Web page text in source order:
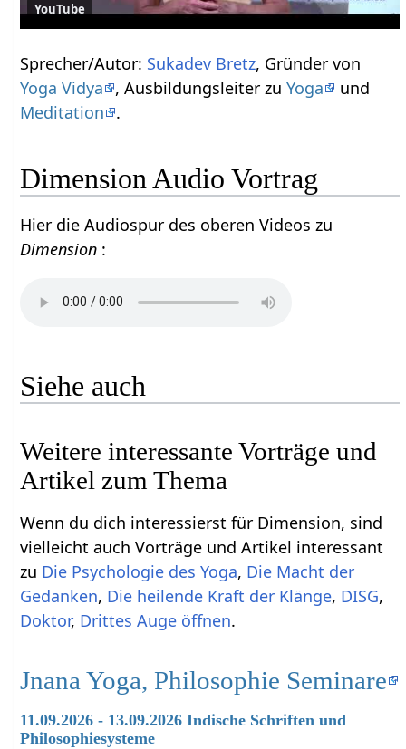
YouTube
Sprecher/Autor: Sukadev Bretz, Gründer von
Yoga Vidya
, Ausbildungsleiter zuYoga
und
Meditation
.
Dimension Audio Vortrag
Hier die Audiospur des oberen Videos zu
Dimension :
Siehe auch
Weitere interessante Vorträge und
Artikel zum Thema
Wenn du dich interessierst für Dimension, sind
vielleicht auch Vorträge und Artikel interessant
zu Die Psychologie des Yoga, Die Macht der
Gedanken, Die heilende Kraft der Klänge, DISG,
Doktor, Drittes Auge öffnen.
Jnana Yoga, Philosophie Seminare
11.09.2026 - 13.09.2026 Indische Schriften und
Philosophiesysteme